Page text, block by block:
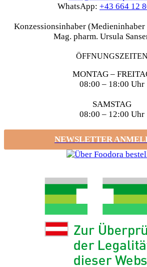
WhatsApp: +43 664 12
Konzessionsinhaber (Medieninhaber
Mag. pharm. Ursula
ÖFFNUNGSZEITEN
MONTAG –
08:00 – 18:00 Uhr
SAMSTAG
08:00 – 12:00 Uhr
NEWSLETTER